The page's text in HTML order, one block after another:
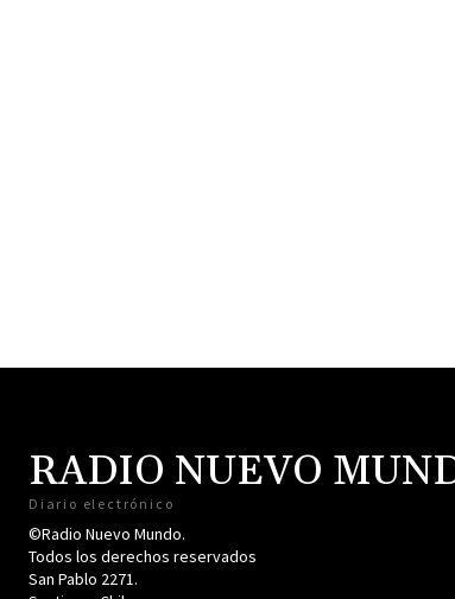
RADIO NUEVO
Diario electrónico
©Radio Nuevo Mundo.
Todos los derechos reservados
San Pablo 2271.